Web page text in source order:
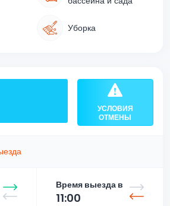
Уборка
УСЛОВИЯ
ОТМЕНЫ
Время выезда в
11:00